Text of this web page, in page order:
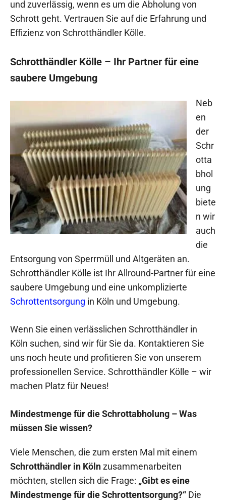
und zuverlässig, wenn es um die Abholung von
Schrott geht. Vertrauen Sie auf die Erfahrung und
Effizienz von Schrotthändler Kölle.
Schrotthändler Kölle – Ihr Partner für eine
saubere Umgebung
Neb
en
der
Schr
otta
bhol
ung
biete
n wir
auch
die
Entsorgung von Sperrmüll und Altgeräten an.
Schrotthändler Kölle ist Ihr Allround-Partner für eine
saubere Umgebung und eine unkomplizierte
Schrottentsorgung in Köln und Umgebung.
Wenn Sie einen verlässlichen Schrotthändler in
Köln suchen, sind wir für Sie da. Kontaktieren Sie
uns noch heute und profitieren Sie von unserem
professionellen Service. Schrotthändler Kölle – wir
machen Platz für Neues!
Mindestmenge für die Schrottabholung – Was
müssen Sie wissen?
Viele Menschen, die zum ersten Mal mit einem
Schrotthändler in Kölnzusammenarbeiten
möchten, stellen sich die Frage: „Gibt es eine
Mindestmenge für die Schrottentsorgung?“ Die